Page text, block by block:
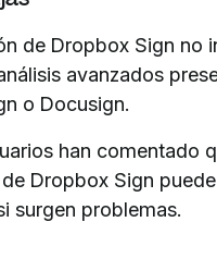
de Dropbox Sign no
avanzados
o Docusign.
han comentado
Dropbox Sign
surgen problemas.